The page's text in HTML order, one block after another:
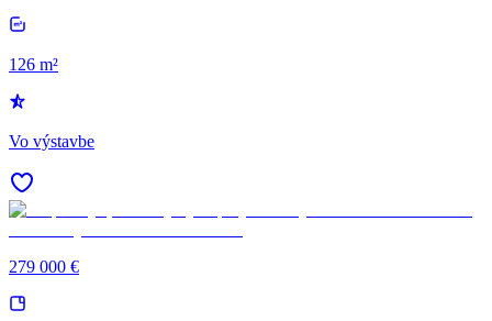
126 m²
Vo výstavbe
279 000 €